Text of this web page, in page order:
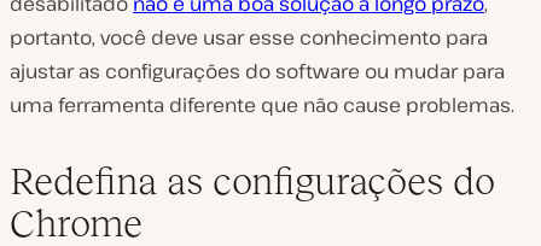
portanto, você deve usar esse conhecimento para
ajustar as configurações do software ou mudar para
uma ferramenta diferente que não cause problemas.
Redefina as configurações do
Chrome